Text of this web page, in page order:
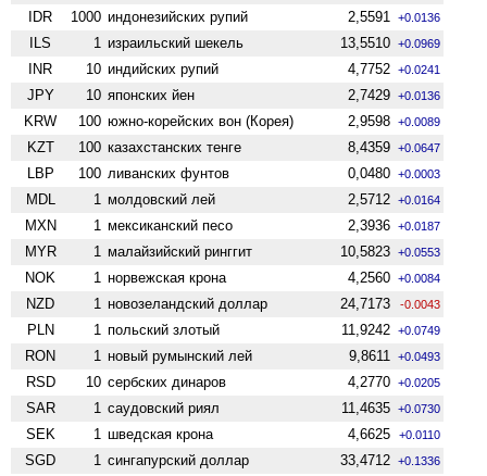
IDR 1000 индонезийских рупий 2,5591 +0.0136
ILS 1 израильский шекель 13,5510 +0.0969
INR 10 индийских рупий 4,7752 +0.0241
JPY 10 японских йен 2,7429 +0.0136
KRW 100 южно-корейских вон (Корея) 2,9598 +0.0089
KZT 100 казахстанских тенге 8,4359 +0.0647
LBP 100 ливанских фунтов 0,0480 +0.0003
MDL 1 молдовский лей 2,5712 +0.0164
MXN 1 мексиканский песо 2,3936 +0.0187
MYR 1 малайзийский ринггит 10,5823 +0.0553
NOK 1 норвежская крона 4,2560 +0.0084
NZD 1 ново­зеландский доллар 24,7173 -0.0043
PLN 1 польский злотый 11,9242 +0.0749
RON 1 новый румынский лей 9,8611 +0.0493
RSD 10 сербских динаров 4,2770 +0.0205
SAR 1 саудовский риял 11,4635 +0.0730
SEK 1 шведская крона 4,6625 +0.0110
SGD 1 сингапурский доллар 33,4712 +0.1336